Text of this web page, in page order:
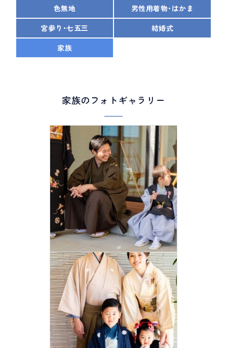
色無地
男性用着物･はかま
宮参り･七五三
結婚式
家族
家族のフォトギャラリー